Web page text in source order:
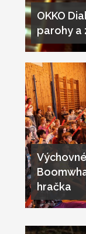
OKKO
parohy a
hračka